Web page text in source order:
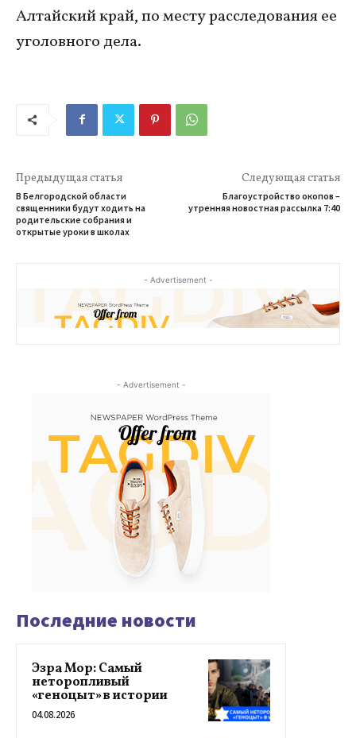
Алтайский край, по месту расследования ее
уголовного дела.
Предыдущая статья
В Белгородской области
священники будут ходить на
родительские собрания и
открытые уроки в школах
Следующая статья
Благоустройство окопов –
утренняя новостная рассылка 7:40
- Advertisement -
- Advertisement -
Последние новости
Эзра Мор: Самый
неторопливый
«геноцыт» в истории
04.08.2026